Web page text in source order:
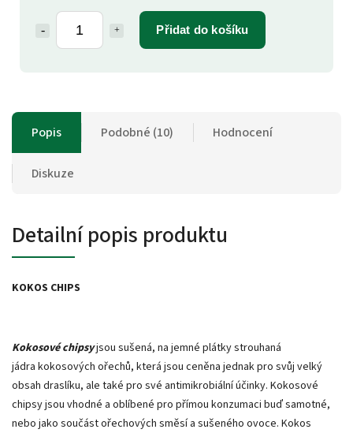
Přidat do košíku
Popis Podobné (10) Hodnocení
Diskuze
Detailní popis produktu
KOKOS CHIPS
Kokosové chipsyjsou sušená, na jemné plátky strouhaná
jádra kokosových ořechů, která jsou ceněna jednak pro svůj velký
obsah draslíku, ale také pro své antimikrobiální účinky. Kokosové
chipsy jsou vhodné a oblíbené pro přímou konzumaci buď samotné,
nebo jako součást ořechových směsí a sušeného ovoce. Kokos